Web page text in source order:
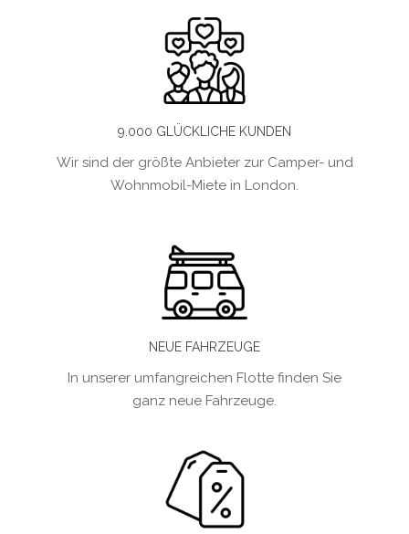
9.000 GLÜCKLICHE KUNDEN
Wir sind der größte Anbieter zur Camper- und
Wohnmobil-Miete in London.
NEUE FAHRZEUGE
In unserer umfangreichen Flotte finden Sie
ganz neue Fahrzeuge.